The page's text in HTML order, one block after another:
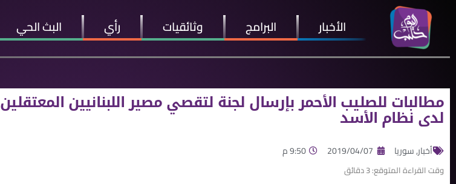
الأخبار البرامج وثائقيات رأي البث الحي
مطالبات للصليب الأحمر بإرسال لجنة لتقصي مصير اللبنانيين المعتقلين
لدى نظام الأسد
أخبار,سوريا 2019/04/07 9:50 م
وقت القراءة المتوقع:3دقائق